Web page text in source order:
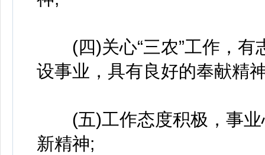
(四)关心“三农”工作，有
设事业，具有良好的奉献精
(五)工作态度积极，事业
新精神;